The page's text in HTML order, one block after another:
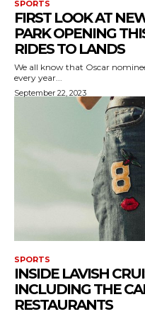
SPORTS
FIRST LOOK AT
PARK OPENING
RIDES TO LANDS
We all know that Oscar
every year...
September 22, 2023
SPORTS
INSIDE LAVISH
INCLUDING THE
RESTAURANTS